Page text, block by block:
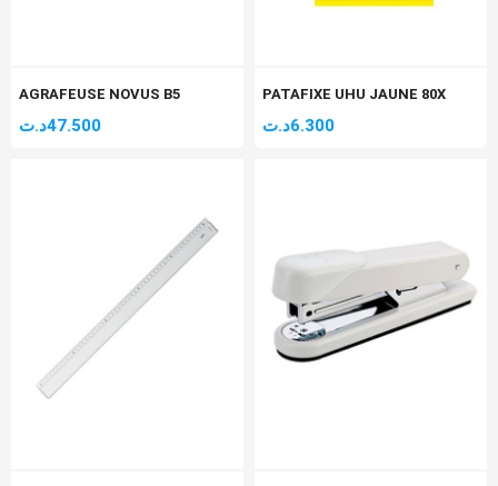
AGRAFEUSE NOVUS B5
47.500د.ت
PATAFIXE UHU JAUNE 80X
6.300د.ت